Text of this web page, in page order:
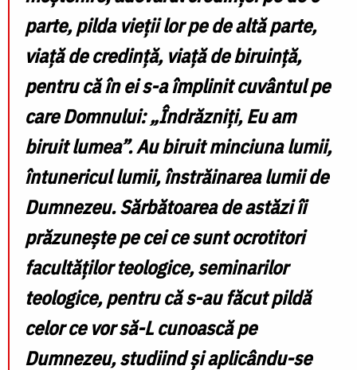
parte, pilda vieții lor pe de altă parte,
viață de credință, viață de biruință,
pentru că în ei s-a împlinit cuvântul pe
care Domnului: „Îndrăzniți, Eu am
biruit lumea”. Au biruit minciuna lumii,
întunericul lumii, înstrăinarea lumii de
Dumnezeu. Sărbătoarea de astăzi îi
prăzunește pe cei ce sunt ocrotitori
facultăților teologice, seminarilor
teologice, pentru că s-au făcut pildă
celor ce vor să-L cunoască pe
Dumnezeu, studiind și aplicându-se